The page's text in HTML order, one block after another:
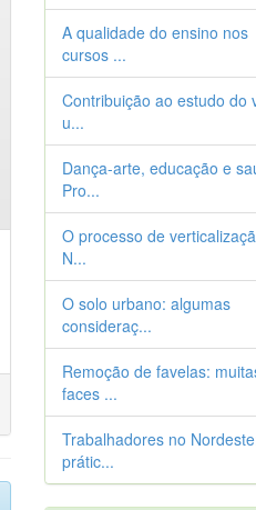
A qualidade do ensino nos
cursos ...
Contribuição ao estudo do
u...
Dança-arte, educação e
Pro...
O processo de
N...
O solo urbano: algumas
consideraç...
Remoção de favelas:
faces ...
Trabalhadores no
prátic...